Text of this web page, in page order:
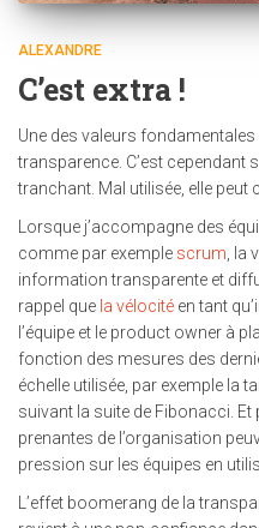
ALEXANDRE
C’est extra !
Une des valeurs
transparence. C’est cependant
tranchant. Mal utilisée, elle peut
Lorsque j’accompagne des
comme par exemple scrum ,
information transparente et
rappel que la vélocité en tant
l’équipe et le product owner à
fonction des mesures des
échelle utilisée, par exemple la
suivant la suite de Fibonacci. Et
prenantes de l’organisation
pression sur les équipes en
L’effet boomerang de la